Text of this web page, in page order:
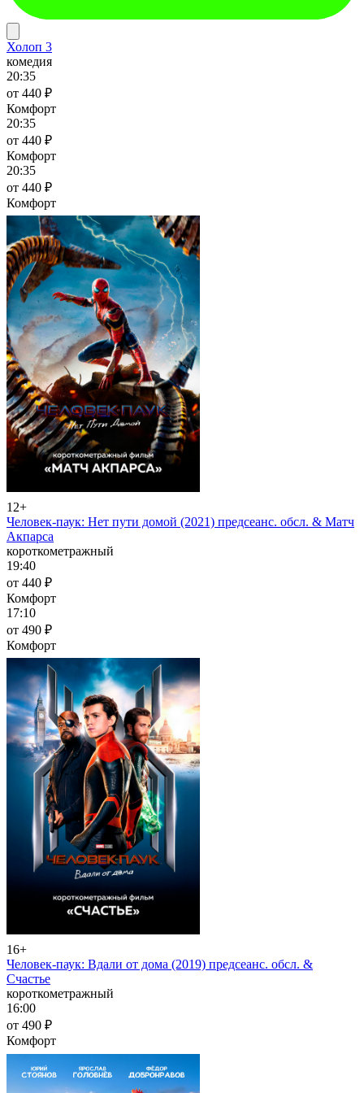
Холоп 3
комедия
20:35
от 440 ₽
Комфорт
20:35
от 440 ₽
Комфорт
20:35
от 440 ₽
Комфорт
12+
Человек-паук: Нет пути домой (2021) предсеанс. обсл. & Матч
Акпарса
короткометражный
19:40
от 440 ₽
Комфорт
17:10
от 490 ₽
Комфорт
16+
Человек-паук: Вдали от дома (2019) предсеанс. обсл. &
Счастье
короткометражный
16:00
от 490 ₽
Комфорт